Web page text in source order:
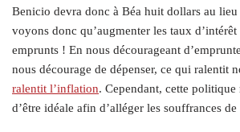
Benicio devra donc à Béa huit dollars au lieu
voyons donc qu’augmenter les taux d’intérêt
emprunts ! En nous décourageant
nous décourage de dépenser, ce qui ralentit
ralentit l’inflation. Cependant, cette politique
d’être idéale afin d’alléger les souffrances